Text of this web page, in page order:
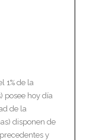
1% de la
posee hoy día
de la
disponen de
y